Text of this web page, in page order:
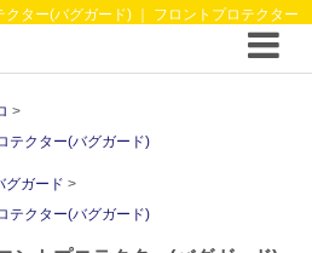
ター(バグガード) ｜ フロントプロテクター
パーツと12vクーラーから 車中泊/キャンピン
テクター(バグガード)
グガード
テクター(バグガード)